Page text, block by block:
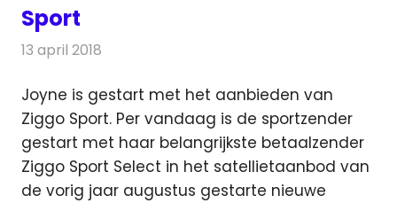
Sport
13 april 2018
Joyne is gestart met het aanbieden van
Ziggo Sport. Per vandaag is de sportzender
gestart met haar belangrijkste betaalzender
Ziggo Sport Select in het satellietaanbod van
de vorig jaar augustus gestarte nieuwe